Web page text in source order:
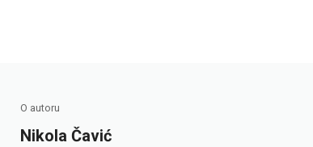
O autoru
Nikola Čavić